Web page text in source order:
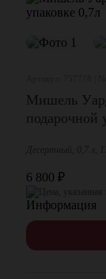
Мишель
подарочной
6 800 ₽